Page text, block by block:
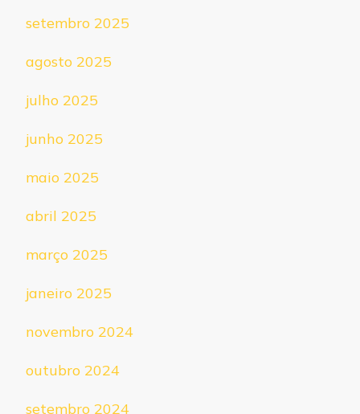
setembro 2025
agosto 2025
julho 2025
junho 2025
maio 2025
abril 2025
março 2025
janeiro 2025
novembro 2024
outubro 2024
setembro 2024